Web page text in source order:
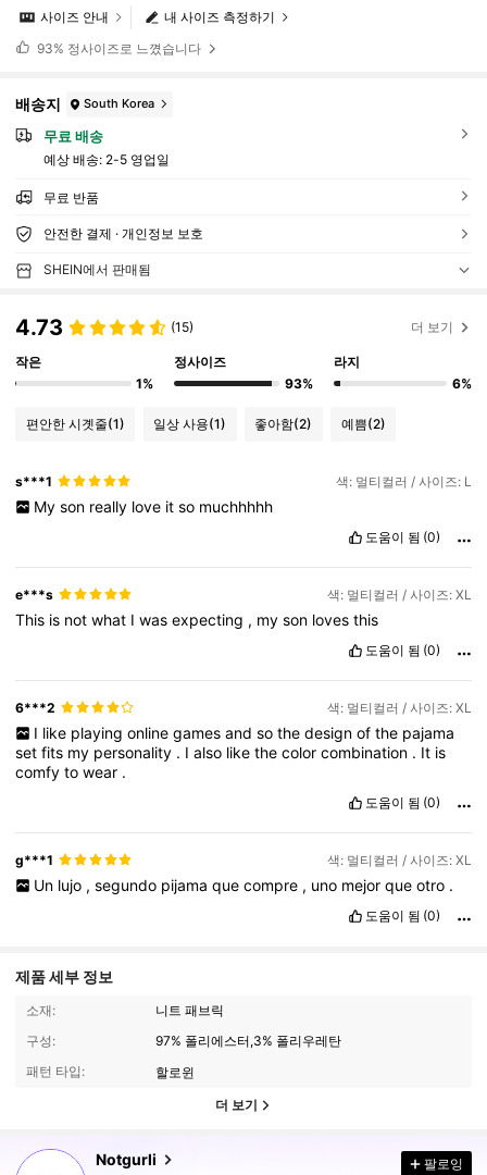
내 사이즈 측정하기
사이즈 안내
93% 정사이즈로 느꼈습니다
배송지 South Korea
무료 배송
예상 배송: 2-5 영업일
무료 반품
안전한 결제 · 개인정보 보호
SHEIN에서 판매됨
4.73 (15) 더 보기
작은
1%
정사이즈
93%
라지
6%
편안한 시곗줄(1) 일상 사용(1) 좋아함(2) 예쁨(2)
s***1 색: 멀티컬러 / 사이즈: L
My son really love it so muchhhhh
도움이 됨 (0)
e***s 색: 멀티컬러 / 사이즈: XL
This is notwhat Iwasexpecting , myson lovesthis
도움이 됨 (0)
6***2 색: 멀티컬러 / 사이즈: XL
I like playing online games and so the design of the pajama
setfits my personality . Ialso likethecolorcombination . It is
comfytowear .
도움이 됨 (0)
g***1 색: 멀티컬러 / 사이즈: XL
Un lujo , segundo pijama que compre , uno mejor que otro .
도움이 됨 (0)
제품 세부 정보
소재:
니트 패브릭
구성:
97% 폴리에스터,3% 폴리우레탄
패턴 타입:
할로윈
더 보기
Notgurli 팔로잉